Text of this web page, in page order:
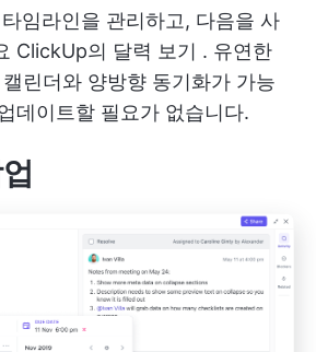
임라인을 관리하고, 다음을 사
ClickUp의 달력 보기 . 유연한
린더와 양방향 동기화가 가능
데이트할 필요가 없습니다.